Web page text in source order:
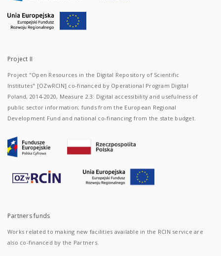
Project II
Project "Open Resources in the Digital Repository of Scientific
Institutes" [OZwRCIN] co-financed by Operational Program Digital
Poland, 2014-2020, Measure 2.3: Digital accessibility and usefulness of
public sector information; funds from the European Regional
Development Fund and national co-financing from the state budget.
Partners funds
Works related to making new facilities available in the RCIN service are
also co-financed by the Partners.